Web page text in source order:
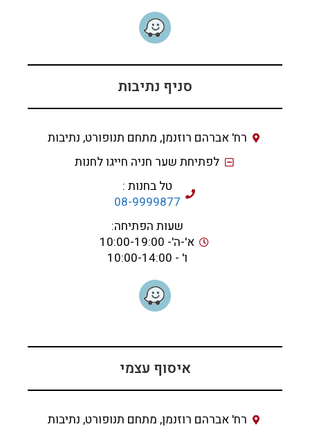
סניף נתיבות
רח' אברהם רוזנמן, מתחם תנופורט, נתיבות
לפתיחת שער חניה חייגו לחנות
טל בחנות :
08-9999877
שעות הפתיחה:
א'-ה'- 10:00-19:00
ו' - 10:00-14:00
איסוף עצמי
רח' אברהם רוזנמן, מתחם תנופורט, נתיבות